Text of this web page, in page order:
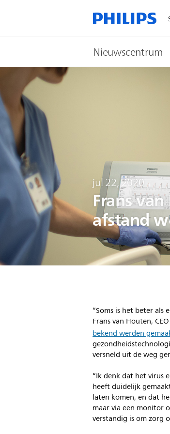
Nieuwscentrum
jul 22, 2020
Frans
afstand
“Soms is het beter als
Frans van Houten,
bekend werden
versneld uit de weg
“Ik denk dat het virus
heeft duidelijk
laten komen, en dat
maar via een monitor
verstandig is om zorg